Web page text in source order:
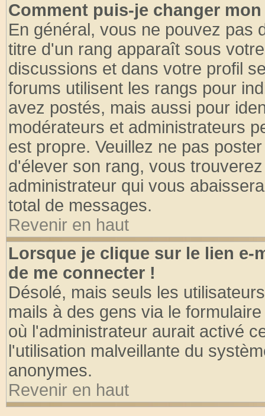
Comment puis-je changer
En général, vous ne pouvez pas
titre d'un rang apparaît sous
discussions et dans votre profil
forums utilisent les rangs pour
avez postés, mais aussi pour
modérateurs et administrateurs
est propre. Veuillez ne pas
d'élever son rang, vous
administrateur qui vous
total de messages.
Revenir en haut
Lorsque je clique sur le lien e-
de me connecter !
Désolé, mais seuls les
mails à des gens via le
où l'administrateur aurait activé
l'utilisation malveillante du
anonymes.
Revenir en haut